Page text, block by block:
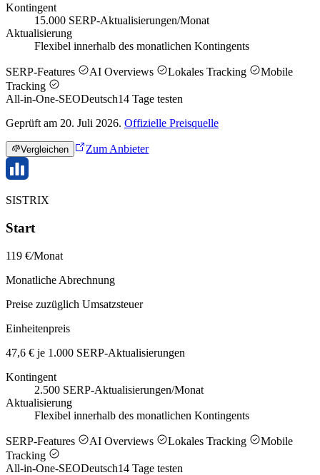
Kontingent
15.000 SERP-Aktualisierungen/Monat
Aktualisierung
Flexibel innerhalb des monatlichen Kontingents
SERP-Features AI Overviews Lokales Tracking
Mobile
Tracking
All-in-One-SEODeutsch14 Tage testen
Geprüft am 20. Juli 2026. Offizielle Preisquelle
Vergleichen Zum Anbieter
SISTRIX
Start
119 €/Monat
Monatliche Abrechnung
Preise zuzüglich Umsatzsteuer
Einheitenpreis
47,6 € je 1.000 SERP-Aktualisierungen
Kontingent
2.500 SERP-Aktualisierungen/Monat
Aktualisierung
Flexibel innerhalb des monatlichen Kontingents
SERP-Features AI Overviews Lokales Tracking
Mobile
Tracking
All-in-One-SEODeutsch14 Tage testen